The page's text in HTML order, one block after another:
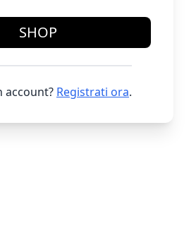
SHOP
account? Registrati ora.